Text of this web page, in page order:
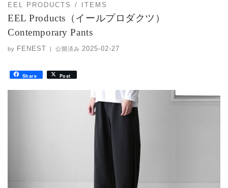
EEL PRODUCTS ITEMS
EEL Products（イールプロダクツ）
Contemporary Pants
by FENEST | 公開済み 2025-02-27
Share Post